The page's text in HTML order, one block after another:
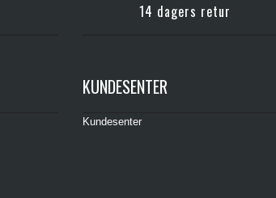
14 dagers retur
KUNDESENTER
Kundesenter